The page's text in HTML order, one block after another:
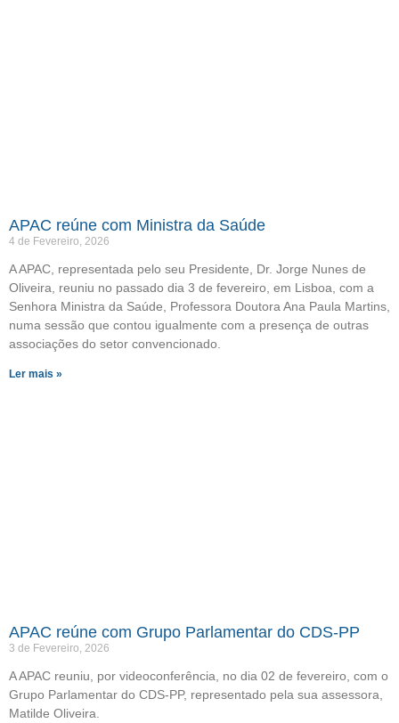
APAC reúne com Ministra da Saúde
4 de Fevereiro, 2026
A APAC, representada pelo seu Presidente, Dr. Jorge Nunes de
Oliveira, reuniu no passado dia 3 de fevereiro, em Lisboa, com a
Senhora Ministra da Saúde, Professora Doutora Ana Paula Martins,
numa sessão que contou igualmente com a presença de outras
associações do setor convencionado.
Ler mais »
APAC reúne com Grupo Parlamentar do CDS-PP
3 de Fevereiro, 2026
A APAC reuniu, por videoconferência, no dia 02 de fevereiro, com o
Grupo Parlamentar do CDS-PP, representado pela sua assessora,
Matilde Oliveira.